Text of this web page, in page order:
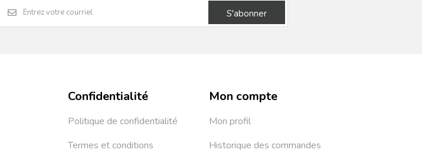
S'abonner
Confidentialité
Politique de confidentialité
Termes et conditions
Mon compte
Mon profil
Historique des commandes